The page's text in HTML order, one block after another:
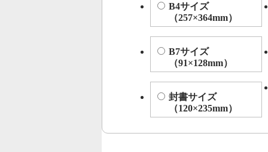
B4サイズ
（257×364mm）
B7サイズ
（91×128mm）
封書サイズ
（120×235mm）